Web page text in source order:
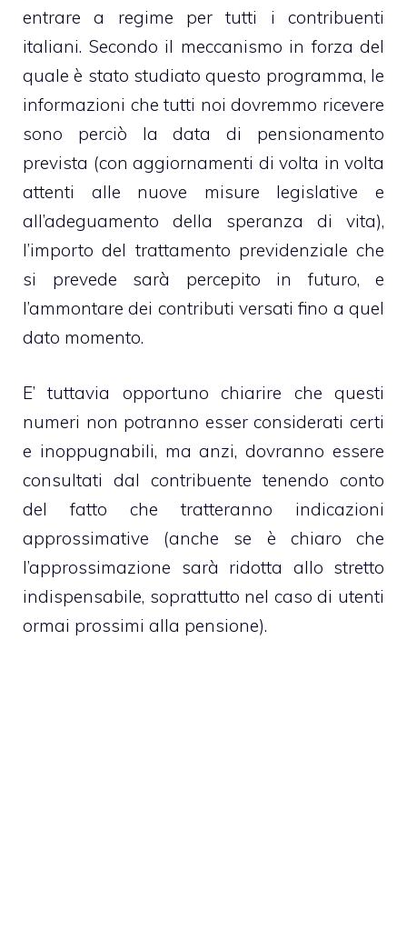
entrare a regime per tutti i contribuenti
italiani. Secondo il meccanismo in forza del
quale è stato studiato questo programma, le
informazioni che tutti noi dovremmo ricevere
sono perciò ladata di pensionamento
prevista (con aggiornamenti di volta in volta
attenti alle nuove misure legislative e
all’adeguamento della speranza di vita),
l’importo del trattamento previdenziale che
si prevede sarà percepito in futuro, e
l’ammontare dei contributi versati fino a quel
dato momento.
E’ tuttavia opportuno chiarire che questi
numeri non potranno esser considerati certi
e inoppugnabili, ma anzi, dovranno essere
consultati dal contribuente tenendo conto
del fatto che tratteranno indicazioni
approssimative (anche se è chiaro che
l’approssimazione sarà ridotta allo stretto
indispensabile, soprattutto nel caso di utenti
ormai prossimi alla pensione).